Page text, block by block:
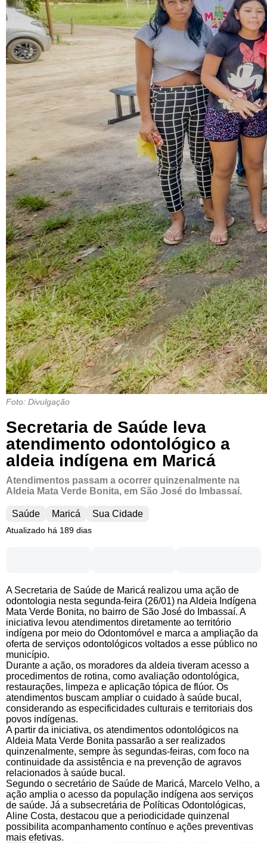
Foto: Divulgação
Secretaria de Saúde leva
atendimento odontológico a
aldeia indígena em Maricá
Atendimentos passam a ocorrer quinzenalmente na
Aldeia Mata Verde Bonita, em São José do Imbassaí.
Saúde Maricá Sua Cidade
Atualizado há 189 dias
A Secretaria de Saúde de Maricá realizou uma ação de
odontologia nesta segunda-feira (26/01) na Aldeia Indígena
Mata Verde Bonita, no bairro de São José do Imbassaí. A
iniciativa levou atendimentos diretamente ao território
indígena por meio do Odontomóvel e marca a ampliação da
oferta de serviços odontológicos voltados a esse público no
município.
Durante a ação, os moradores da aldeia tiveram acesso a
procedimentos de rotina, como avaliação odontológica,
restaurações, limpeza e aplicação tópica de flúor. Os
atendimentos buscam ampliar o cuidado à saúde bucal,
considerando as especificidades culturais e territoriais dos
povos indígenas.
A partir da iniciativa, os atendimentos odontológicos na
Aldeia Mata Verde Bonita passarão a ser realizados
quinzenalmente, sempre às segundas-feiras, com foco na
continuidade da assistência e na prevenção de agravos
relacionados à saúde bucal.
Segundo o secretário de Saúde de Maricá, Marcelo Velho, a
ação amplia o acesso da população indígena aos serviços
de saúde. Já a subsecretária de Políticas Odontológicas,
Aline Costa, destacou que a periodicidade quinzenal
possibilita acompanhamento contínuo e ações preventivas
mais efetivas.